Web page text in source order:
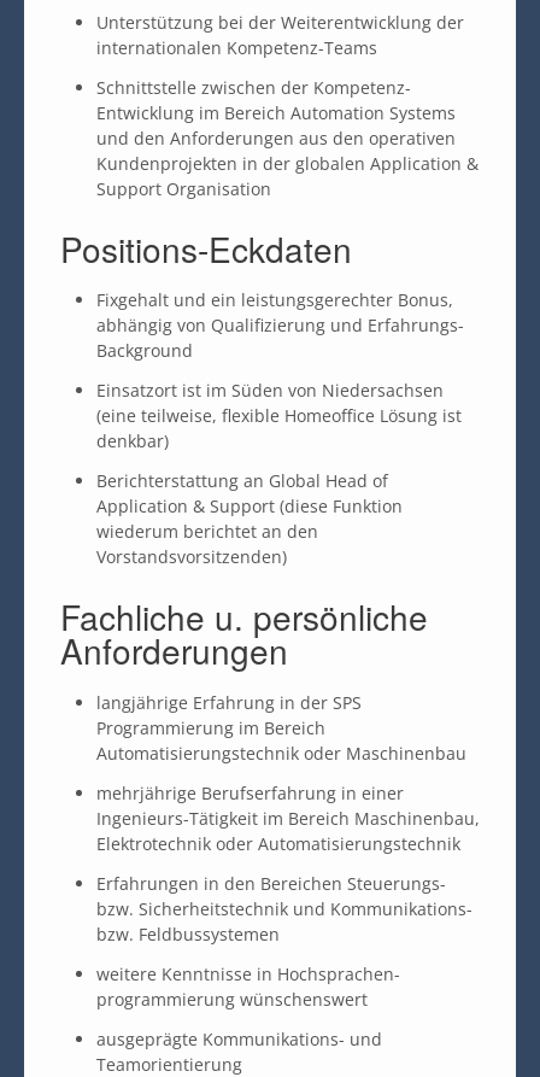
Unterstützung bei der Weiterentwicklung der
internationalen Kompetenz-Teams
Schnittstelle zwischen der Kompetenz-
Entwicklung im Bereich Automation Systems
und den Anforderungen aus den operativen
Kundenprojekten in der globalen Application &
Support Organisation
Positions-Eckdaten
Fixgehalt und ein leistungsgerechter Bonus,
abhängig von Qualifizierung und Erfahrungs-
Background
Einsatzort ist im Süden von Niedersachsen
(eine teilweise, flexible Homeoffice Lösung ist
denkbar)
Berichterstattung an Global Head of
Application & Support (diese Funktion
wiederum berichtet an den
Vorstandsvorsitzenden)
Fachliche u. persönliche
Anforderungen
langjährige Erfahrung in der SPS
Programmierung im Bereich
Automatisierungstechnik oder Maschinenbau
mehrjährige Berufserfahrung in einer
Ingenieurs-Tätigkeit im Bereich Maschinenbau,
Elektrotechnik oder Automatisierungstechnik
Erfahrungen in den Bereichen Steuerungs-
bzw. Sicherheitstechnik und Kommunikations-
bzw. Feldbussystemen
weitere Kenntnisse in Hochsprachen-
programmierung wünschenswert
ausgeprägte Kommunikations- und
Teamorientierung